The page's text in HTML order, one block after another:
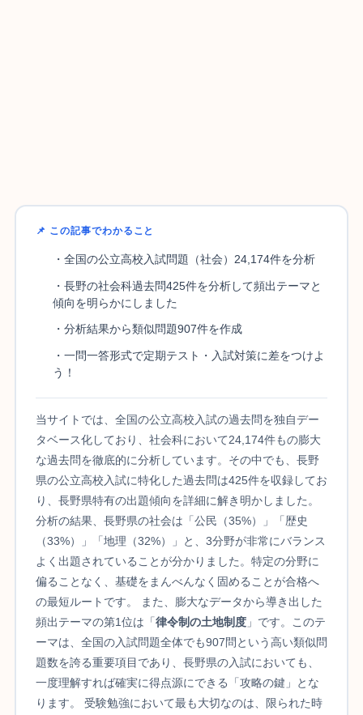
📌 この記事でわかること
・全国の公立高校入試問題（社会）24,174件を分析
・長野の社会科過去問425件を分析して頻出テーマと
傾向を明らかにしました
・分析結果から類似問題907件を作成
・一問一答形式で定期テスト・入試対策に差をつけよ
う！
当サイトでは、全国の公立高校入試の過去問を独自デー
タベース化しており、社会科において24,174件もの膨大
な過去問を徹底的に分析しています。その中でも、長野
県の公立高校入試に特化した過去問は425件を収録してお
り、長野県特有の出題傾向を詳細に解き明かしました。
分析の結果、長野県の社会は「公民（35%）」「歴史
（33%）」「地理（32%）」と、3分野が非常にバランス
よく出題されていることが分かりました。特定の分野に
偏ることなく、基礎をまんべんなく固めることが合格へ
の最短ルートです。 また、膨大なデータから導き出した
頻出テーマの第1位は「律令制の土地制度」です。このテ
ーマは、全国の入試問題全体でも907問という高い類似問
題数を誇る重要項目であり、長野県の入試においても、
一度理解すれば確実に得点源にできる「攻略の鍵」とな
ります。 受験勉強において最も大切なのは、限られた時